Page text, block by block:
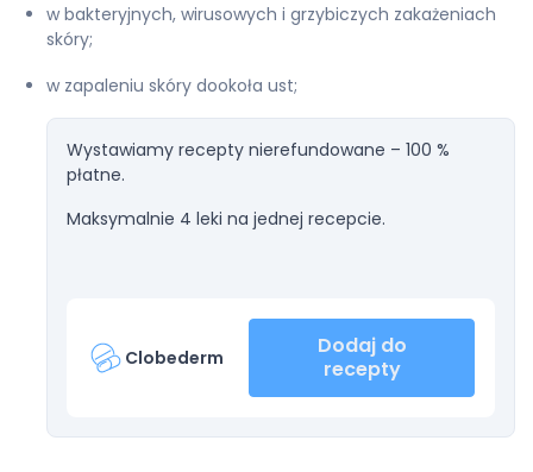
w bakteryjnych, wirusowych i grzybiczych zakażeniach
skóry;
w zapaleniu skóry dookoła ust;
Wystawiamy recepty nierefundowane – 100 %
płatne.
Maksymalnie 4 leki na jednej recepcie.
Clobederm
Dodaj do
recepty